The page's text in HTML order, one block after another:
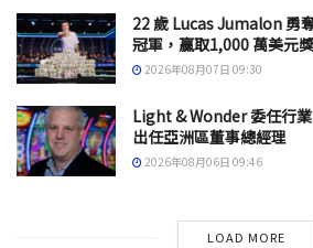
22 歲 Lucas Jumalon 勇
冠軍，贏取1,000 萬美元
2026年08月07日 09:30
Light & Wonder 委任行
出任亞洲區董事總經理
2026年08月06日 09:46
LOAD MORE